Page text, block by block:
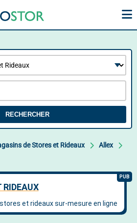
RECHERCHER
de Stores et Rideaux
Allex